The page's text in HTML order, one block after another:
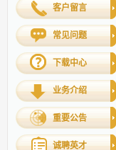
客户留言
常见问题
下载中心
业务介绍
重要公告
诚聘英才